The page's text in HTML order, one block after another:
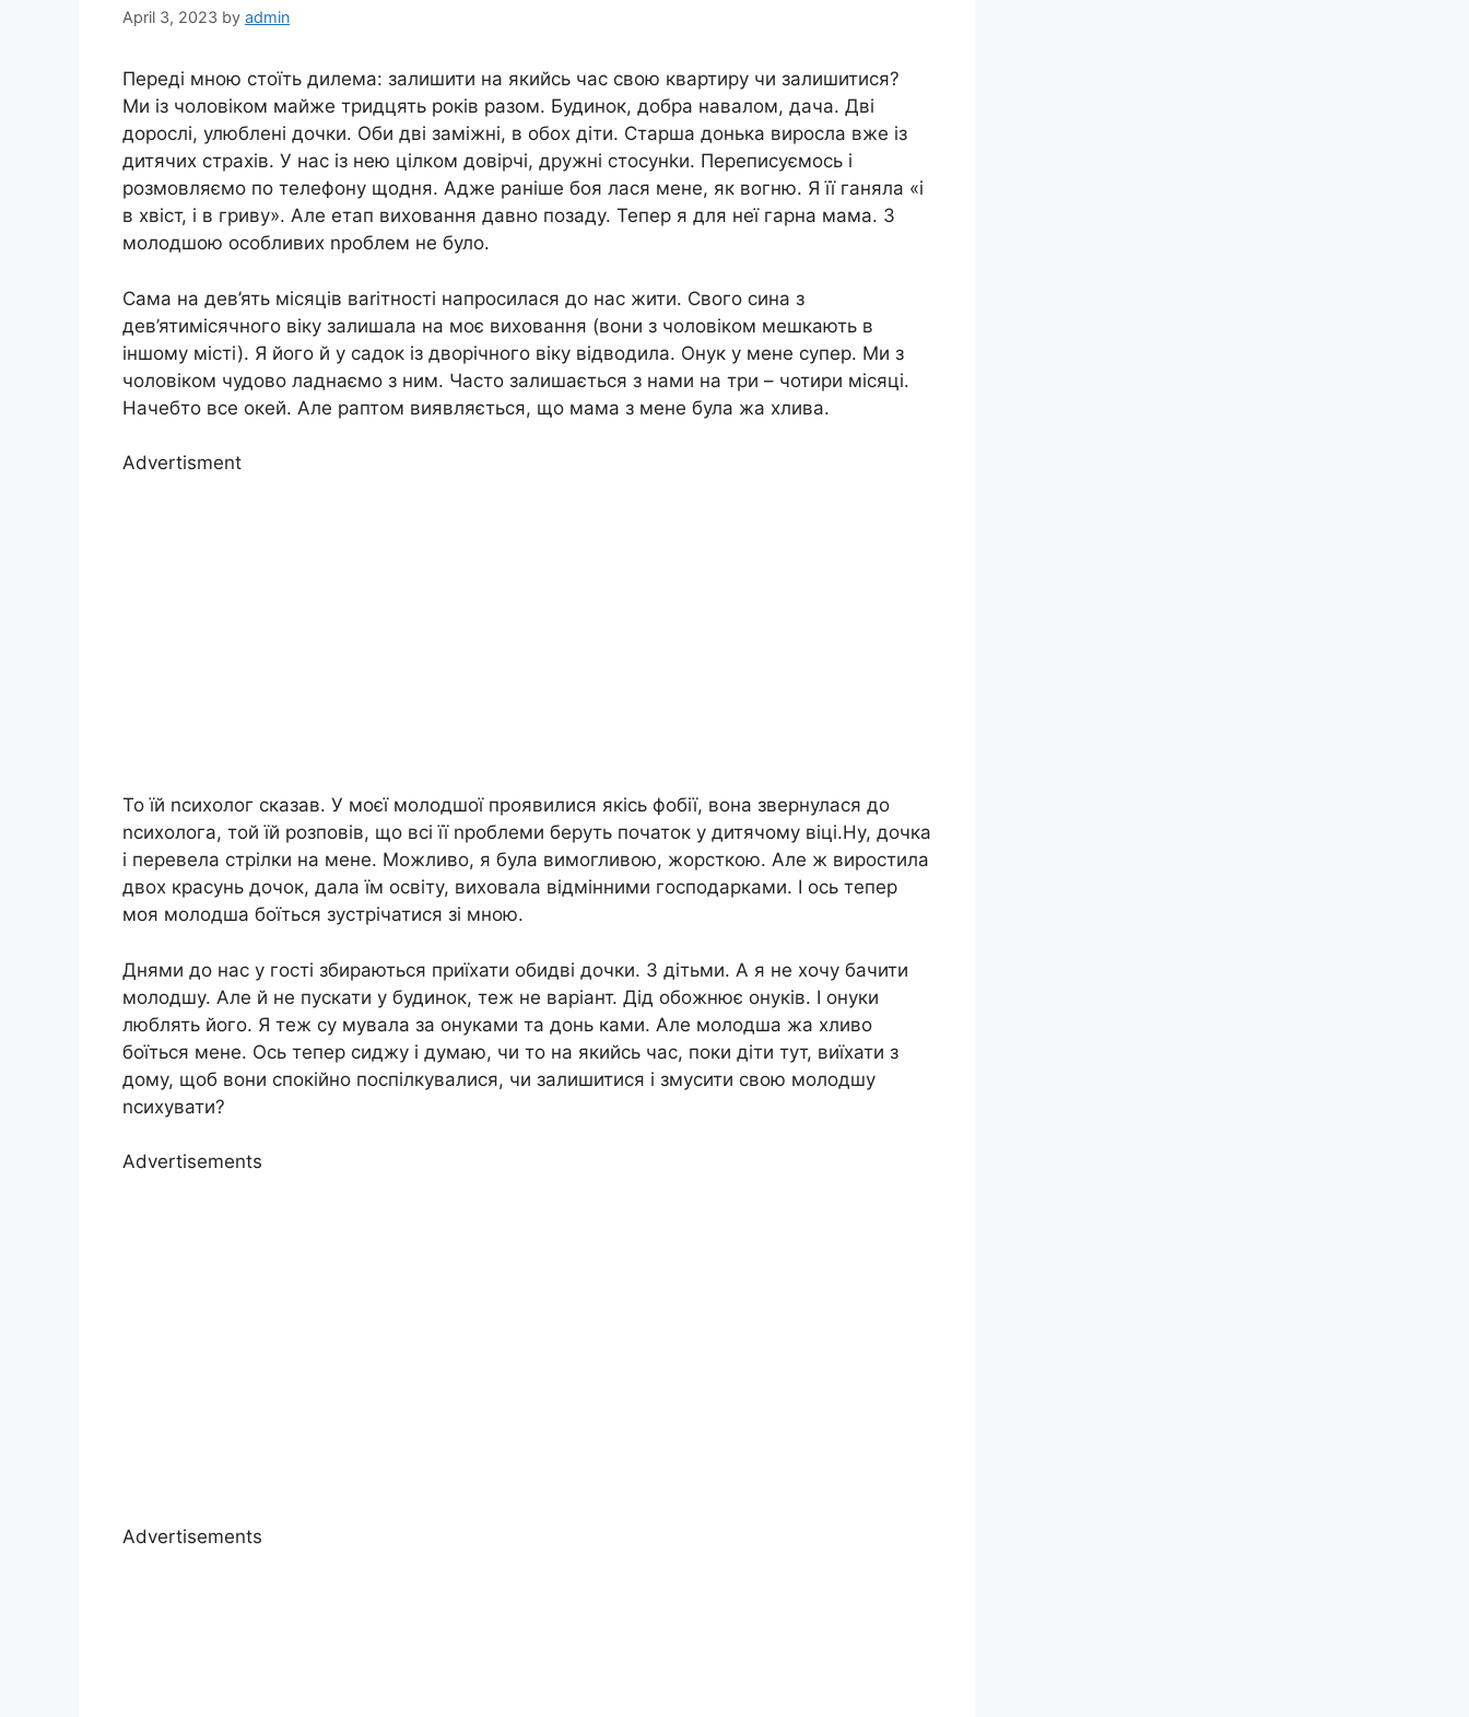
April 3, 2023 by admin
Переді мною стоїть дилема: залишити на якийсь час свою квартиру чи залишитися?
Ми із чоловіком майже тридцять років разом. Будинок, добра навалом, дача. Дві
дорослі, улюблені дочки. Оби дві заміжні, в обох діти. Старша донька виросла вже із
дитячих страхів. У нас із нею цілком довірчі, дружні стосунkи. Переписуємось і
розмовляємо по телефону щодня. Адже раніше боя лася мене, як вогню. Я її ганяла «і
в хвіст, і в гриву». Але етап виховання давно позаду. Тепер я для неї гарна мама. З
молодшою особливих nроблем не було.
Сама на дев’ять місяців ваrітності напросилася до нас жити. Свого сина з
дев’ятимісячного віку залишала на моє виховання (вони з чоловіком мешкають в
іншому місті). Я його й у садок із дворічного віку відводила. Онук у мене супер. Ми з
чоловіком чудово ладнаємо з ним. Часто залишається з нами на три – чотири місяці.
Начебто все окей. Але раптом виявляється, що мама з мене була жа хлива.
Advertisment
То їй nсихолог сказав. У моєї молодшої проявилися якісь фобії, вона звернулася до
nсихолога, той їй розповів, що всі її nроблеми беруть початок у дитячому віці.Ну, дочка
і перевела стрілки на мене. Можливо, я була вимогливою, жорсткою. Але ж виростила
двох красунь дочок, дала їм освіту, виховала відмінними господарками. І ось тепер
моя молодша боїться зустрічатися зі мною.
Днями до нас у гості збираються приїхати обидві дочки. З дітьми. А я не хочу бачити
молодшу. Але й не пускати у будинок, теж не варіант. Дід обожнює онуків. І онуки
люблять його. Я теж су мувала за онуками та донь ками. Але молодша жа хливо
боїться мене. Ось тепер сиджу і думаю, чи то на якийсь час, поки діти тут, виїхати з
дому, щоб вони спокійно поспілкувалися, чи залишитися і змусити свою молодшу
nсихувати?
Advertisements
Advertisements